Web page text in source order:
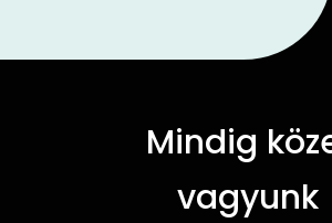
Mindig
vagyunk